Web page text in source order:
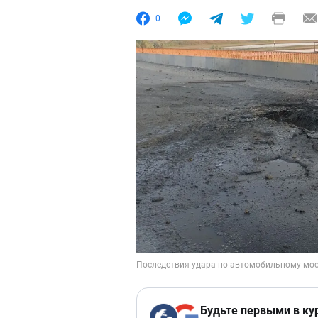
0
Будьте первыми в